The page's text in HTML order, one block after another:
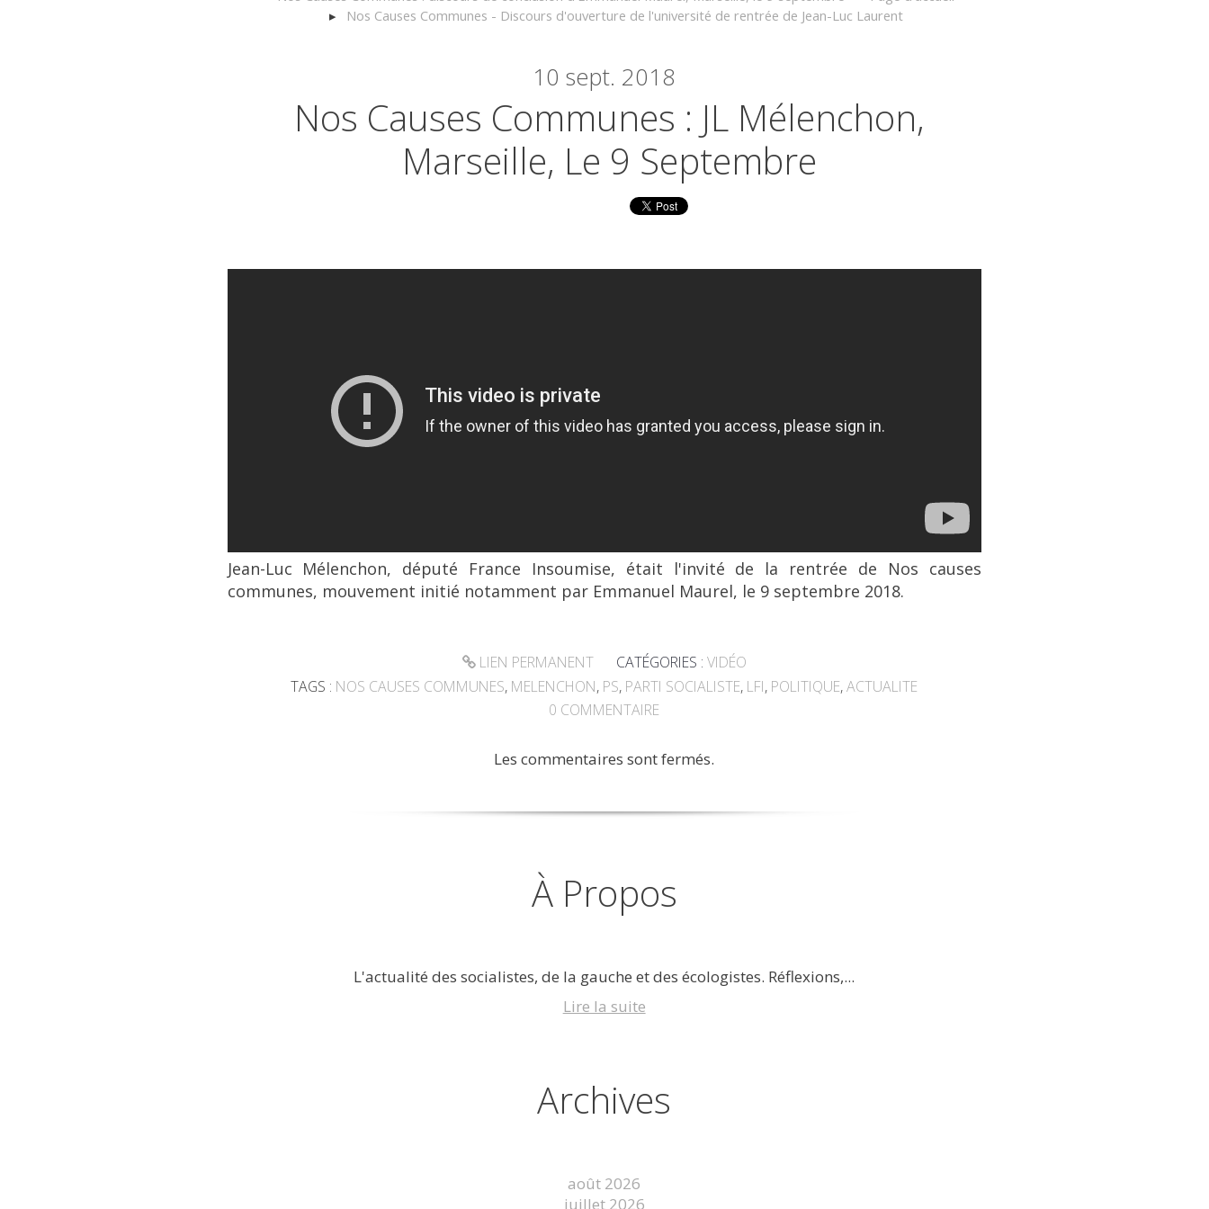
Nos Causes Communes - Discours d'ouverture de l'université de rentrée de Jean-Luc Laurent
10 sept. 2018
Nos Causes Communes : JL Mélenchon,
Marseille, Le 9 Septembre
Jean-Luc Mélenchon, député France Insoumise, était l'invité de la rentrée de Nos causes
communes, mouvement initié notamment par Emmanuel Maurel, le 9 septembre 2018.
LIEN PERMANENT CATÉGORIES : VIDÉO
TAGS : NOS CAUSES COMMUNES, MELENCHON, PS, PARTI SOCIALISTE, LFI, POLITIQUE,ACTUALITE
0 COMMENTAIRE
Les commentaires sont fermés.
À Propos
L'actualité des socialistes, de la gauche et des écologistes. Réflexions,...
Lire la suite
Archives
août 2026
juillet 2026